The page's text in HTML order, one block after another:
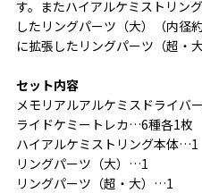
す。またハイアルケミストリン
したリングパーツ（大）（内
に拡張したリングパーツ（超・
セット内容
メモリアルアルケミスドライバ
ライドケミートレカ…6種各1枚
ハイアルケミストリング本体…1
リングパーツ（大）…1
リングパーツ（超・大）…1